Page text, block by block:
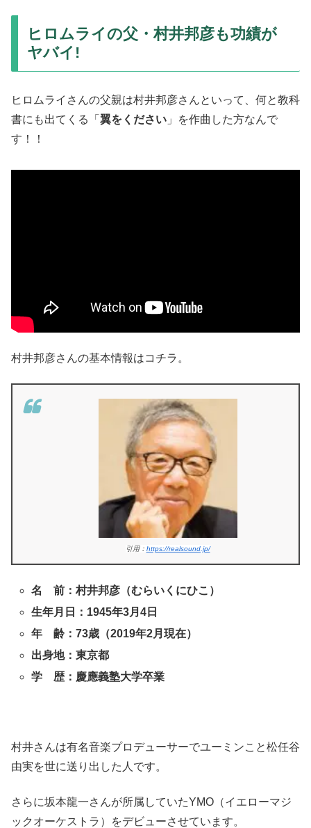
ヒロムライの父・村井邦彦も功績が
ヤバイ!
ヒロムライさんの父親は村井邦彦さんといって、何と教科
書にも出てくる「 翼をください 」を作曲した方なんで
す！！
村井邦彦さんの基本情報はコチラ。
引用： https://realsound.jp/
名 前：村井邦彦（むらいくにひこ）
生年月日：1945年3月4日
年 齢：73歳（2019年2月現在）
出身地：東京都
学 歴：慶應義塾大学卒業
村井さんは有名音楽プロデューサーでユーミンこと松任谷
由実を世に送り出した人です。
さらに坂本龍一さんが所属していたYMO（イエローマジ
ックオーケストラ）をデビューさせています。